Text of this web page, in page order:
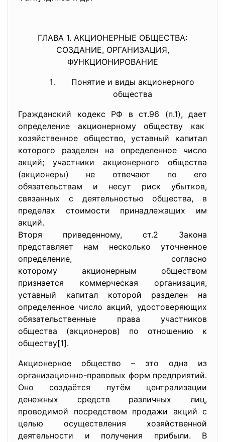
ГЛАВА 1. АКЦИОНЕРНЫЕ ОБЩЕСТВА:
СОЗДАНИЕ, ОРГАНИЗАЦИЯ,
ФУНКЦИОНИРОВАНИЕ
Понятие и виды акционерного
общества
Гражданский кодекс РФ в ст.96 (п.1), дает
определение акционерному обществу как
хозяйственное общество, уставный капитал
которого разделен на определенное число
акций; участники акционерного общества
(акционеры) не отвечают по его
обязательствам и несут риск убытков,
связанных с деятельностью общества, в
пределах стоимости принадлежащих им
акций.
Вторя приведенному, ст.2 Закона
представляет нам несколько уточненное
определение, согласно
которому акционерным обществом
признается коммерческая организация,
уставный капитал которой разделен на
определенное число акций, удостоверяющих
обязательственные права участников
общества (акционеров) по отношению к
обществу[1].
Акционерное общество – это одна из
организационно-правовых форм предприятий.
Оно создаётся путём централизации
денежных средств различных лиц,
проводимой посредством продажи акций с
целью осуществления хозяйственной
деятельности и получения прибыли. В